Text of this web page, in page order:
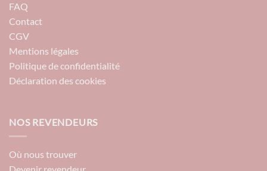
FAQ
Contact
CGV
Mentions légales
Politique de confidentialité
Déclaration des cookies
NOS REVENDEURS
Où nous trouver